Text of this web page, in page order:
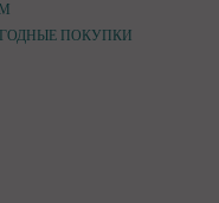
ПОКУПКИ